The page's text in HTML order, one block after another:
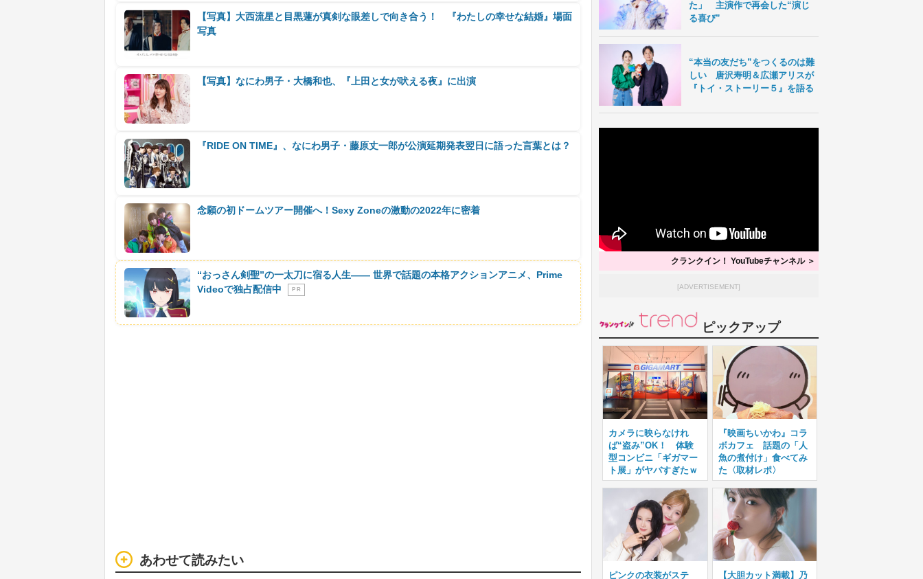
【写真】大西流星と目黒蓮が真剣な眼差しで向き合う！ 『わたしの幸せな結婚』場面
写真
【写真】なにわ男子・大橋和也、『上田と女が吠える夜』に出演
『RIDE ON TIME』、なにわ男子・藤原丈一郎が公演延期発表翌日に語った言葉とは？
念願の初ドームツアー開催へ！Sexy Zoneの激動の2022年に密着
“おっさん剣聖”の一太刀に宿る人生―― 世界で話題の本格アクションアニメ、Prime
Videoで独占配信中
P R
あわせて読みたい
た」 主演作で再会した“演じ
る喜び”
“本当の友だち”をつくるのは難
しい 唐沢寿明＆広瀬アリスが
『トイ・ストーリー５』を語る
クランクイン！ YouTubeチャンネル ＞
[ADVERTISEMENT]
ピックアップ
カメラに映らなけれ
ば“盗み”OK！ 体験
型コンビニ「ギガマー
ト展」がヤバすぎたｗ
『映画ちいかわ』コラ
ボカフェ 話題の「人
魚の煮付け」食べてみ
た〈取材レポ〉
ピンクの衣装がステ 【大胆カット満載】乃